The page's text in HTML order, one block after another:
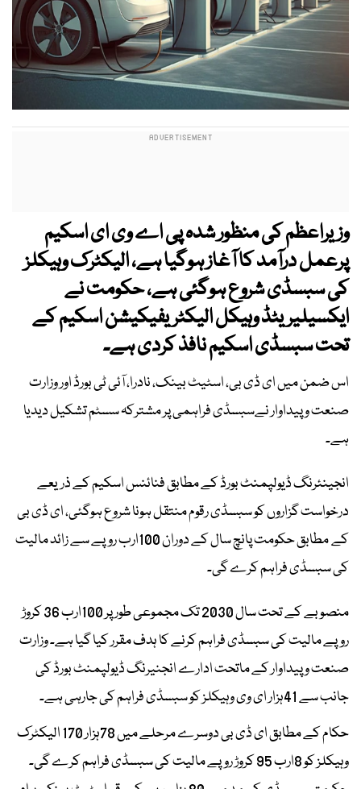
وزیراعظم کی منظور شدہ پی اے وی ای اسکیم
پرعمل درآمد کا آغاز ہوگیا ہے، الیکٹرک وہیکلز
کی سبسڈی شروع ہوگئی ہے، حکومت نے
ایکسیلیریٹڈ وہیکل الیکٹریفیکیشن اسکیم کے
تحت سبسڈی اسکیم نافذ کردی ہے۔
اس ضمن میں ای ڈی بی، اسٹیٹ بینک، نادرا، آئی ٹی بورڈ اور وزارت
صنعت و پیداوار نےسبسڈی فراہمی پر مشترکہ سسٹم تشکیل دیدیا
ہے۔
انجینئرنگ ڈیولپمنٹ بورڈ کے مطابق فنائنس اسکیم کے ذریعے
درخواست گزاروں کو سبسڈی رقوم منتقل ہونا شروع ہوگئی، ای ڈی بی
کے مطابق حکومت پانچ سال کے دوران 100ارب روپے سے زائد مالیت
کی سبسڈی فراہم کرے گی۔
منصوبے کے تحت سال 2030 تک مجموعی طور پر 100ارب 36 کروڑ
روپے مالیت کی سبسڈی فراہم کرنے کا ہدف مقرر کیا گیا ہے۔ وزارت
صنعت و پیداوار کے ماتحت ادارے انجنیرنگ ڈیولپمنٹ بورڈ کی
جانب سے 41ہزار ای وی وہیکلز کو سبسڈی فراہم کی جارہی ہے۔
حکام کے مطابق ای ڈی بی دوسرے مرحلے میں 78ہزار 170 الیکٹرک
وہیکلز کو 8ارب 95 کروڑ روپے مالیت کی سبسڈی فراہم کرے گی۔